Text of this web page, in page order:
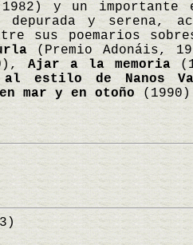
y un importante
depurada y
sus poemarios
(Premio Adonáis,
Ajar a la memoria
al estilo de Nanos
mar y en otoño